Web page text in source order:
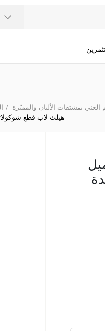
هيلث
الغني بمشتفات الألبان والمميّزة
هيلث لاب قطع